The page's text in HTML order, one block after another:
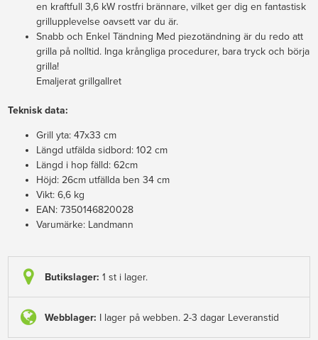
en kraftfull 3,6 kW rostfri brännare, vilket ger dig en fantastisk
grillupplevelse oavsett var du är.
Snabb och Enkel Tändning Med piezotändning är du redo att
grilla på nolltid. Inga krångliga procedurer, bara tryck och börja
grilla!
Emaljerat grillgallret
Teknisk data:
Grill yta: 47x33 cm
Längd utfälda sidbord: 102 cm
Längd i hop fälld: 62cm
Höjd: 26cm utfällda ben 34 cm
Vikt: 6,6 kg
EAN: 7350146820028
Varumärke: Landmann
Butikslager:1 st i lager.
Webblager: I lager på webben. 2-3 dagar Leveranstid